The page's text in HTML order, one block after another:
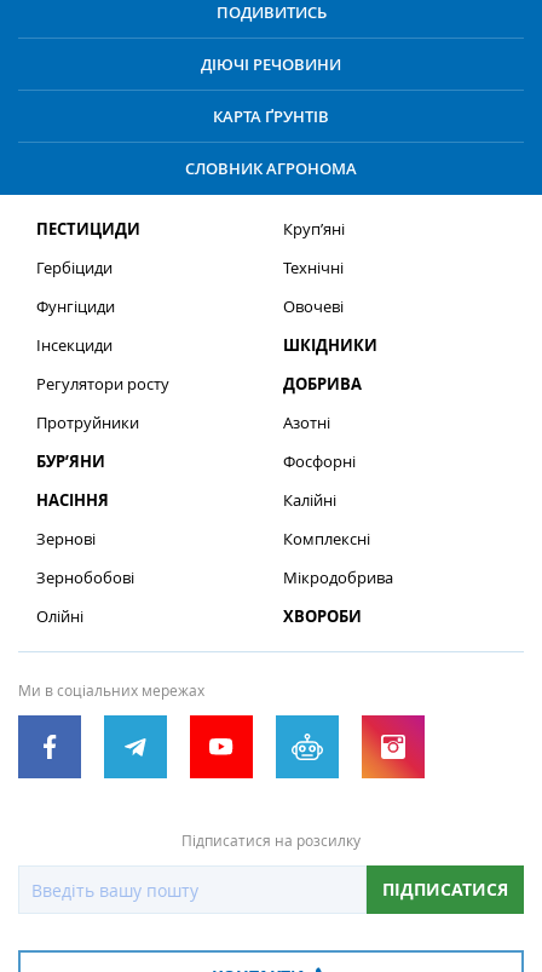
ПОДИВИТИСЬ
ДІЮЧІ РЕЧОВИНИ
КАРТА ҐРУНТІВ
СЛОВНИК АГРОНОМА
ПЕСТИЦИДИ
Гербіциди
Фунгіциди
Інсекциди
Регулятори росту
Протруйники
БУР’ЯНИ
НАСІННЯ
Зернові
Зернобобові
Олійні
Круп’яні
Технічні
Овочеві
ШКІДНИКИ
ДОБРИВА
Азотні
Фосфорні
Калійні
Комплексні
Мікродобрива
ХВОРОБИ
Ми в соціальних мережах
Підписатися на розсилку
ПІДПИСАТИСЯ